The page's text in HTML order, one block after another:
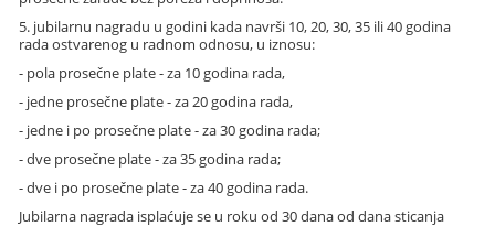
5. jubilarnu nagradu u godini kada navrši 10, 20, 30, 35 ili 40 godina
rada ostvarenog u radnom odnosu, u iznosu:
- pola prosečne plate - za 10 godina rada,
- jedne prosečne plate - za 20 godina rada,
- jedne i po prosečne plate - za 30 godina rada;
- dve prosečne plate - za 35 godina rada;
- dve i po prosečne plate - za 40 godina rada.
Jubilarna nagrada isplaćuje se u roku od 30 dana od dana sticanja